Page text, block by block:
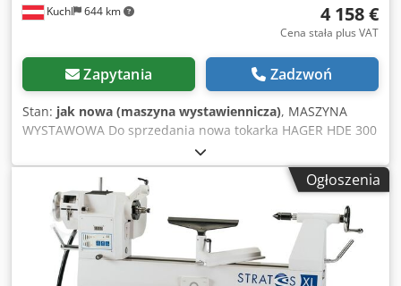
Kuchl 644 km 4 158 €
Cena stała plus VAT
Zapytania Zadzwoń
Stan: jak nowa (maszyna wystawiennicza), MASZYNA
WYSTAWOWA Do sprzedania nowa tokarka HAGER HDE 300
z silnikiem o mocy 3 KM. Maszyna wystawowa jest w
oryginalnym stanie, dlatego przysługuje Ci pełna
gwarancja. Dane techniczne - Wysokość środka 300 mm -
Odległość między środkami 1000 mm (rozszerzalna*) -
Elektroniczna regulacja prędkości (100-450 / 300-1100 /
750-2700 obr./min) - Wrzeciono puste D = 20 mm ze
stożkiem wewnętrznym MK3 - skok wrzeciona 150 mm -
Silnik 3 KM / 400 V - Waga 276kg Maszyna znajduje się pod
Ogłoszenia